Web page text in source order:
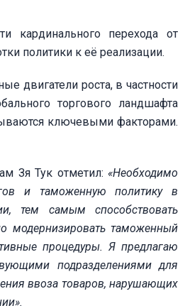
кардинального перехода от
политики к её реализации.
двигатели роста, в частности
торгового ландшафта
ключевыми факторами.
Зя Тук отметил: «Необходимо
и таможенную политику в
тем самым способствовать
модернизировать таможенный
процедуры. Я предлагаю
подразделениями для
ввоза товаров, нарушающих